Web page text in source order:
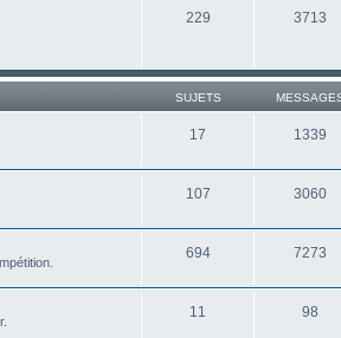
229 3713
SUJETS
17 1339
107 3060
694 7273
11 98